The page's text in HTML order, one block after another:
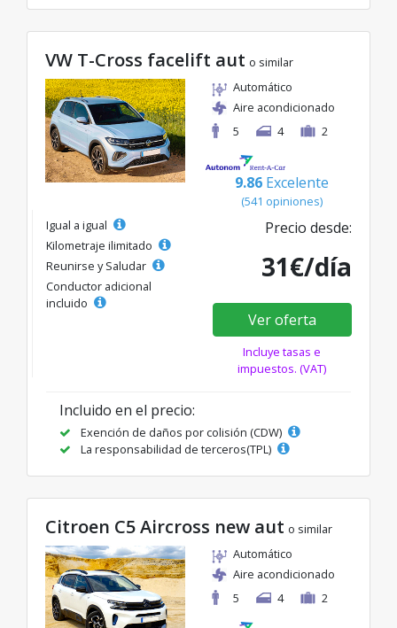
VW T-Cross facelift aut o similar
Automático
Aire acondicionado
5
4 2
9.86 Excelente
(541 opiniones)
Igual a igual
Kilometraje ilimitado
Reunirse y Saludar
Conductor adicional
incluido
Precio desde:
31€/día
Ver oferta
Incluye tasas e
impuestos. (VAT)
Incluido en el precio:
Exención de daños por colisión (CDW)
La responsabilidad de terceros(TPL)
Citroen C5 Aircross new aut o similar
Automático
Aire acondicionado
5
4 2